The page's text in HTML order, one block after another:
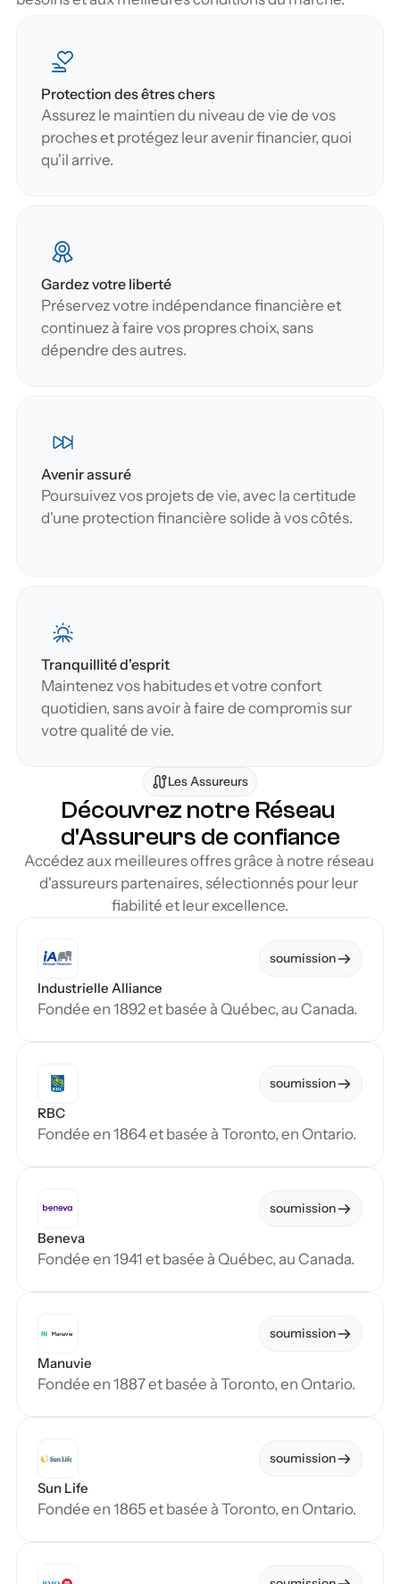
Protection des êtres chers
Assurez le maintien du niveau de vie de vos
proches et protégez leur avenir financier, quoi
qu'il arrive.
Gardez votre liberté
Préservez votre indépendance financière et
continuez à faire vos propres choix, sans
dépendre des autres.
Avenir assuré
Poursuivez vos projets de vie, avec la certitude
d'une protection financière solide à vos côtés.
Tranquillité d'esprit
Maintenez vos habitudes et votre confort
quotidien, sans avoir à faire de compromis sur
votre qualité de vie.
Les Assureurs
Découvrez notre Réseau
d'Assureurs de confiance
Accédez aux meilleures offres grâce à notre réseau
d'assureurs partenaires, sélectionnés pour leur
fiabilité et leur excellence.
soumission
Industrielle Alliance
Fondée en 1892 et basée à Québec, au Canada.
soumission
RBC
Fondée en 1864 et basée à Toronto, en Ontario.
soumission
Beneva
Fondée en 1941 et basée à Québec, au Canada.
soumission
Manuvie
Fondée en 1887 et basée à Toronto, en Ontario.
soumission
Sun Life
Fondée en 1865 et basée à Toronto, en Ontario.